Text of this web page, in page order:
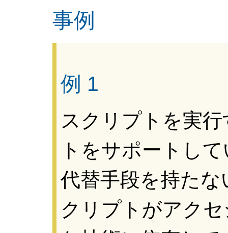
事例
例 1
スクリプトを実
トをサポートし
代替手段を持た
クリプトがアク